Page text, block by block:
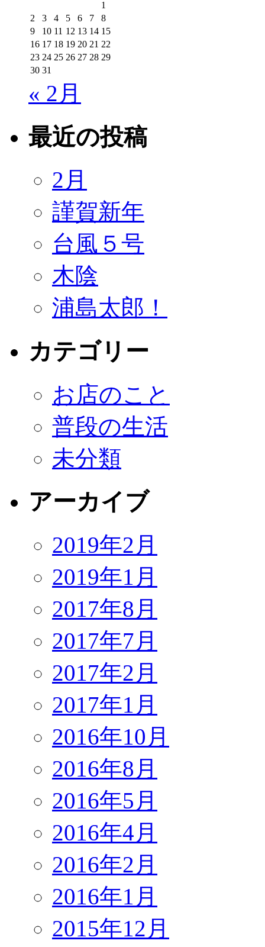
1
2
3 4 5 6 7
8
9
10 11 12 13 14 15
16 17 18 19 20 21 22
23 24 25 26 27 28 29
30 31
« 2月
最近の投稿
2月
謹賀新年
台風５号
木陰
浦島太郎！
カテゴリー
お店のこと
普段の生活
未分類
アーカイブ
2019年2月
2019年1月
2017年8月
2017年7月
2017年2月
2017年1月
2016年10月
2016年8月
2016年5月
2016年4月
2016年2月
2016年1月
2015年12月